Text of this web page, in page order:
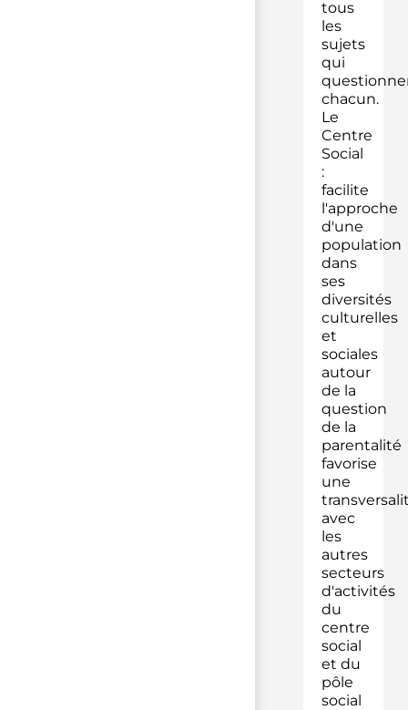
tous
les
sujets
qui
chacun.
Le
Centre
Social
:
facilite
l'approche
d'une
population
dans
ses
diversités
culturelles
et
sociales
autour
de la
question
de la
parentalité
favorise
une
avec
les
autres
secteurs
d'activités
du
centre
social
et du
pôle
social